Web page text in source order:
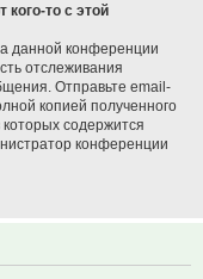
то с этой
данной конференции
отслеживания
Отправьте email-
копией полученного
которых содержится
конференции